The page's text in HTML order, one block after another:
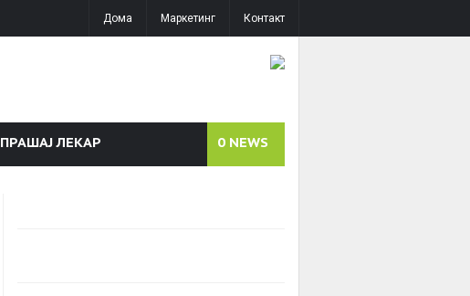
Дома Маркетинг Контакт
ПРАШАЈ ЛЕКАР 0 NEWS